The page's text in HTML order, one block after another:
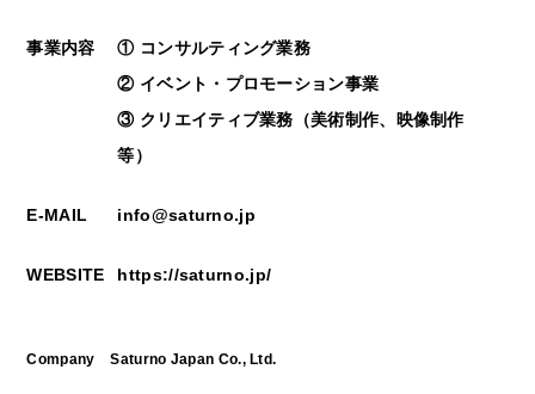
事業内容
① コンサルティング業務
② イベント・プロモーション事業
③ クリエイティブ業務（美術制作、映像制作
等）
E-MAIL info@saturno.jp
WEBSITE https://saturno.jp/
Company Saturno Japan Co., Ltd.